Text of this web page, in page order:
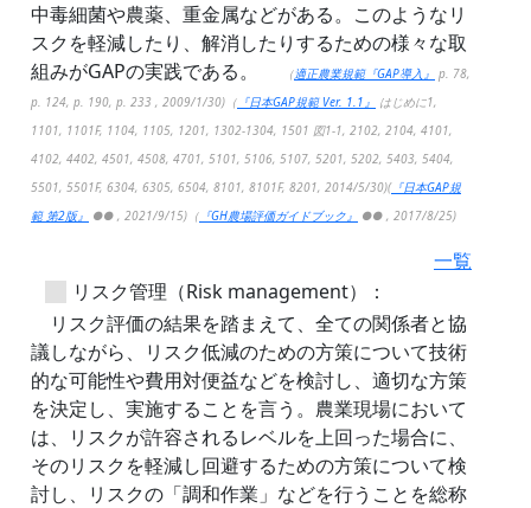
中毒細菌や農薬、重金属などがある。このようなリ
スクを軽減したり、解消したりするための様々な取
組みがGAPの実践である。
（適正農業規範『GAP導入』 p. 78,
p. 124, p. 190, p. 233 , 2009/1/30)（ 『日本GAP規範 Ver. 1.1』
はじめに1,
1101, 1101F, 1104, 1105, 1201, 1302-1304, 1501 図1-1, 2102, 2104, 4101,
4102, 4402, 4501, 4508, 4701, 5101, 5106, 5107, 5201, 5202, 5403, 5404,
5501, 5501F, 6304, 6305, 6504, 8101, 8101F, 8201, 2014/5/30)(『日本GAP規
範 第2版』
●● , 2021/9/15)（ 『GH農場評価ガイドブック』 ●● , 2017/8/25)
一覧
リスク管理（Risk management）：
リスク評価の結果を踏まえて、全ての関係者と協
議しながら、リスク低減のための方策について技術
的な可能性や費用対便益などを検討し、適切な方策
を決定し、実施することを言う。農業現場において
は、リスクが許容されるレベルを上回った場合に、
そのリスクを軽減し回避するための方策について検
討し、リスクの「調和作業」などを行うことを総称